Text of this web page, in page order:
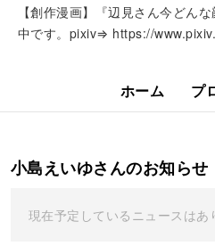
【創作漫画】『辺見さん今どん
中です。pixiv⇒ https://
ホーム プ
小島えいゆさんのお知らせ
現在予定しているニュースはあ